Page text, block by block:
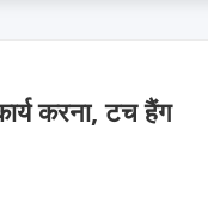
करना, टच हैंग